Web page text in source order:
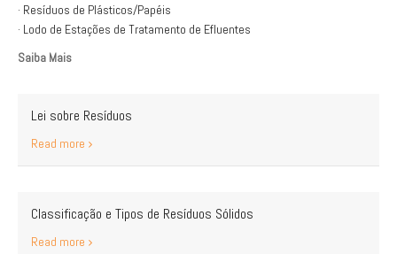
· Resíduos de Plásticos/Papéis
· Lodo de Estações de Tratamento de Efluentes
Saiba Mais
Lei sobre Resíduos
Read more
Classificação e Tipos de Resíduos Sólidos
Read more